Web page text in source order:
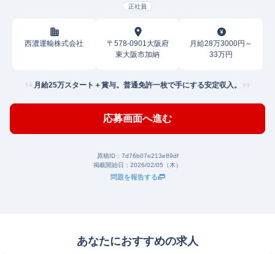
正社員
西濃運輸株式会社
〒578-0901大阪府
東大阪市加納
月給28万3000円～
33万円
月給25万スタート＋賞与。普通免許一枚で手にする安定収入。
応募画面へ進む
原稿ID： 7d76b07e213e89df
掲載開始日： 2026/02/05（木）
問題を報告する
あなたにおすすめの求人